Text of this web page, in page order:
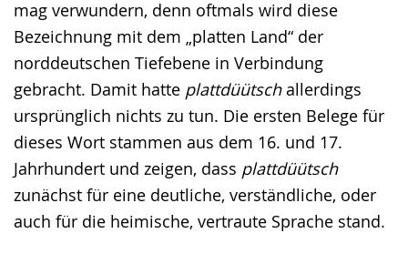
mag verwundern, denn oftmals wird diese
Bezeichnung mit dem „platten Land“ der
norddeutschen Tiefebene in Verbindung
gebracht. Damit hatte plattdüütschallerdings
ursprünglich nichts zu tun. Die ersten Belege für
dieses Wort stammen aus dem 16. und 17.
Jahrhundert und zeigen, dass plattdüütsch
zunächst für eine deutliche, verständliche, oder
auch für die heimische, vertraute Sprache stand.